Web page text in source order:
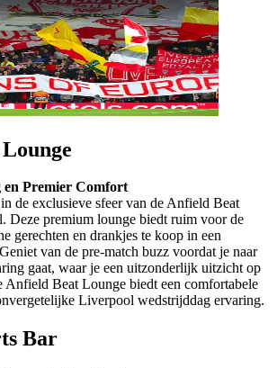
en Premier Comfort
de exclusieve sfeer van de Anfield Beat
Deze premium lounge biedt ruim voor de
gerechten en drankjes te koop in een
van de pre-match buzz voordat je naar
gaat, waar je een uitzonderlijk uitzicht op
Anfield Beat Lounge biedt een comfortabele
Liverpool wedstrijddag ervaring.
Bar